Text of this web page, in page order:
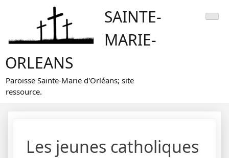
SAINTE-
MARIE-
ORLEANS
Paroisse Sainte-Marie d'Orléans; site
ressource.
Les jeunes catholiques